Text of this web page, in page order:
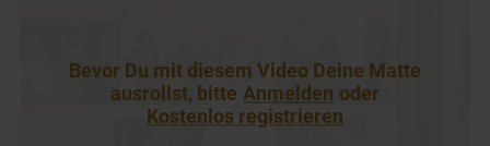
Bevor Du mit diesem Video Deine Matte
ausrollst, bitte Anmelden oder
Kostenlos registrieren